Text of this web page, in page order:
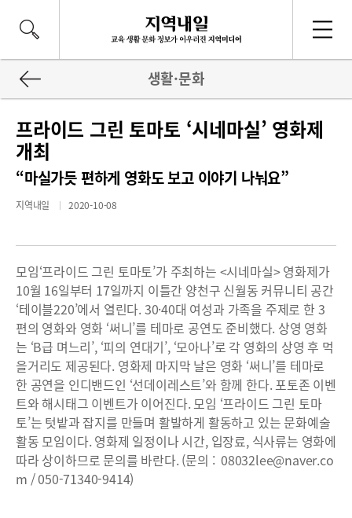
생활·문화
프라이드 그린 토마토 ‘시네마실’ 영화제
개최
“마실가듯 편하게 영화도 보고 이야기 나눠요”
지역내일 2020-10-08
모임‘프라이드 그린 토마토’가 주최하는 <시네마실> 영화제가
10월 16일부터 17일까지 이틀간 양천구 신월동 커뮤니티 공간
‘테이블220’에서 열린다. 30·40대 여성과 가족을 주제로 한 3
편의 영화와 영화 ‘써니’를 테마로 공연도 준비했다. 상영 영화
는 ‘B급 며느리’, ‘피의 연대기’, ‘모아나’로 각 영화의 상영 후 먹
을거리도 제공된다. 영화제 마지막 날은 영화 ‘써니’를 테마로
한 공연을 인디밴드인 ‘선데이레스트’와 함께 한다. 포토존 이벤
트와 해시태그 이벤트가 이어진다. 모임 ‘프라이드 그린 토마
토’는 텃밭과 잡지를 만들며 활발하게 활동하고 있는 문화예술
활동 모임이다. 영화제 일정이나 시간, 입장료, 식사류는 영화에
따라 상이하므로 문의를 바란다. (문의 :08032lee@naver.co
m / 050-71340-9414)